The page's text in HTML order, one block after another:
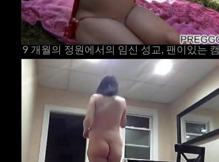
9 개월의 정원에서의 임신 성교, 팬이있는